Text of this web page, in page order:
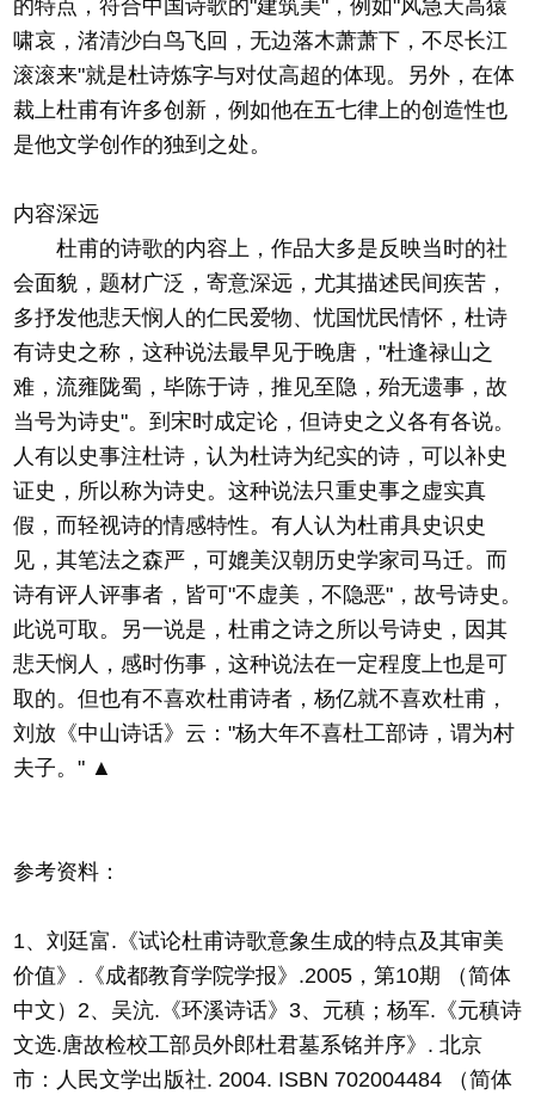
的特点，符合中国诗歌的"建筑美"，例如"风急天高猿
啸哀，渚清沙白鸟飞回，无边落木萧萧下，不尽长江
滚滚来"就是杜诗炼字与对仗高超的体现。另外，在体
裁上杜甫有许多创新，例如他在五七律上的创造性也
是他文学创作的独到之处。
内容深远
杜甫的诗歌的内容上，作品大多是反映当时的社
会面貌，题材广泛，寄意深远，尤其描述民间疾苦，
多抒发他悲天悯人的仁民爱物、忧国忧民情怀，杜诗
有诗史之称，这种说法最早见于晚唐，"杜逢禄山之
难，流雍陇蜀，毕陈于诗，推见至隐，殆无遗事，故
当号为诗史"。到宋时成定论，但诗史之义各有各说。
人有以史事注杜诗，认为杜诗为纪实的诗，可以补史
证史，所以称为诗史。这种说法只重史事之虚实真
假，而轻视诗的情感特性。有人认为杜甫具史识史
见，其笔法之森严，可媲美汉朝历史学家司马迁。而
诗有评人评事者，皆可"不虚美，不隐恶"，故号诗史。
此说可取。另一说是，杜甫之诗之所以号诗史，因其
悲天悯人，感时伤事，这种说法在一定程度上也是可
取的。但也有不喜欢杜甫诗者，杨亿就不喜欢杜甫，
刘放《中山诗话》云："杨大年不喜杜工部诗，谓为村
夫子。" ▲
参考资料：
1、刘廷富.《试论杜甫诗歌意象生成的特点及其审美
价值》.《成都教育学院学报》.2005，第10期 （简体
中文）2、吴沆.《环溪诗话》3、元稹；杨军.《元稹诗
文选.唐故检校工部员外郎杜君墓系铭并序》. 北京
市：人民文学出版社. 2004. ISBN 702004484 （简体